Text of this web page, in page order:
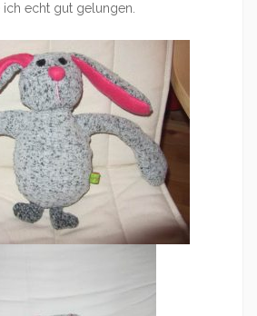
ich echt gut gelungen.